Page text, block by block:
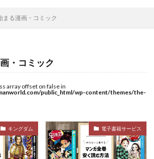
まる漫画・コミック
・コミック
array offset on false in
public_html/wp-content/themes/the-
キングダム 電子書籍サービス